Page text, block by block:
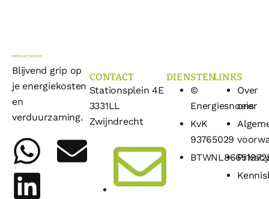
Blijvend grip op
je energiekosten
en
verduurzaming.
CONTACT
Stationsplein 4E
3331LL
Zwijndrecht
DIENSTEN
©
Energiesnoeier
KvK
93765029
LINKS
Over
ons